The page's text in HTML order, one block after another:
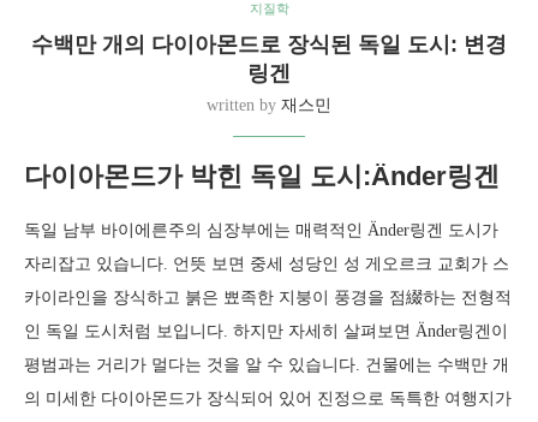
지질학
수백만 개의 다이아몬드로 장식된 독일 도시: 변경
링겐
written by 재스민
다이아몬드가 박힌 독일 도시:Änder링겐
독일 남부 바이에른주의 심장부에는 매력적인 Änder링겐 도시가
자리잡고 있습니다. 언뜻 보면 중세 성당인 성 게오르크 교회가 스
카이라인을 장식하고 붉은 뾰족한 지붕이 풍경을 점綴하는 전형적
인 독일 도시처럼 보입니다. 하지만 자세히 살펴보면 Änder링겐이
평범과는 거리가 멀다는 것을 알 수 있습니다. 건물에는 수백만 개
의 미세한 다이아몬드가 장식되어 있어 진정으로 독특한 여행지가